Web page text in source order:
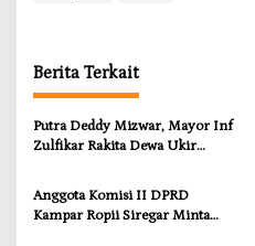
Berita Terkait
Putra Deddy Mizwar, Mayor Inf
Zulfikar Rakita Dewa Ukir
Serikat
Anggota Komisi II DPRD
Kampar Ropii Siregar Minta